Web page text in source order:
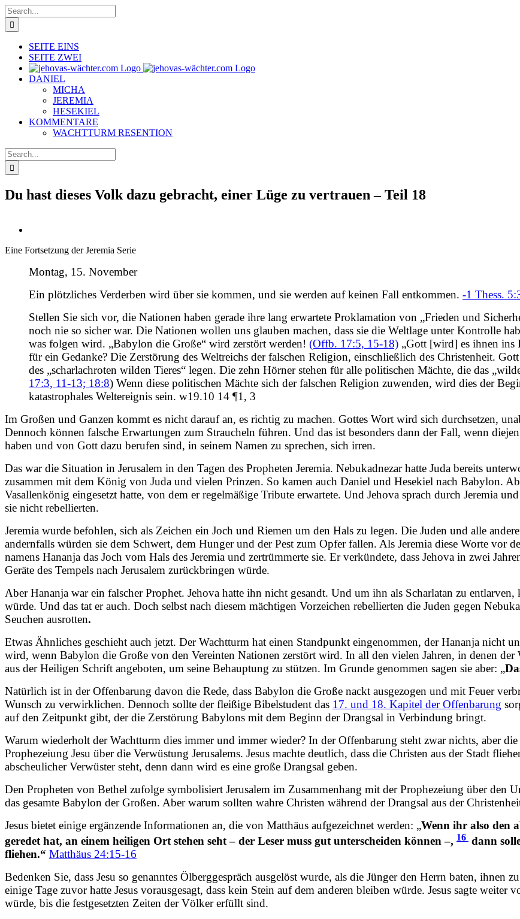
Skip
to
content
Search
for:
SEITE EINS
SEITE ZWEI
DANIEL
MICHA
JEREMIA
HESEKIEL
KOMMENTARE
WACHTTURM RESENTION
Search
for:
Du hast dieses Volk dazu gebracht, einer Lüge zu vertrauen – Teil 18
Image
Eine Fortsetzung der Jeremia Serie
Montag, 15. November
Ein plötzliches Verderben wird über sie kommen, und sie werden auf keinen Fall entkommen. -1 Thess.
Stellen Sie sich vor, die Nationen haben gerade ihre lang erwartete Proklamation von „Frieden und
noch nie so sicher war. Die Nationen wollen uns glauben machen, dass sie die Weltlage unter Kontrolle
was folgen wird. „Babylon die Große“ wird zerstört werden! (Offb. 17:5, 15-18) „Gott [wird] es ihnen ins
für ein Gedanke? Die Zerstörung des Weltreichs der falschen Religion, einschließlich des Christenheit.
des „scharlachroten wilden Tieres“ legen. Die zehn Hörner stehen für alle politischen Mächte, die das
17:3, 11-13; 18:8) Wenn diese politischen Mächte sich der falschen Religion zuwenden, wird dies der
katastrophales Weltereignis sein. w19.10 14 ¶1, 3
Im Großen und Ganzen kommt es nicht darauf an, es richtig zu machen. Gottes Wort wird sich durchsetzen,
Dennoch können falsche Erwartungen zum Straucheln führen. Und das ist besonders dann der Fall, wenn
haben und von Gott dazu berufen sind, in seinem Namen zu sprechen, sich irren.
Das war die Situation in Jerusalem in den Tagen des Propheten Jeremia. Nebukadnezar hatte Juda bereits
zusammen mit dem König von Juda und vielen Prinzen. So kamen auch Daniel und Hesekiel nach Babylon.
Vasallenkönig eingesetzt hatte, von dem er regelmäßige Tribute erwartete. Und Jehova sprach durch Jeremia
sie nicht rebellierten.
Jeremia wurde befohlen, sich als Zeichen ein Joch und Riemen um den Hals zu legen. Die Juden und alle
andernfalls würden sie dem Schwert, dem Hunger und der Pest zum Opfer fallen. Als Jeremia diese Worte vor
namens Hananja das Joch vom Hals des Jeremia und zertrümmerte sie. Er verkündete, dass Jehova in zwei
Geräte des Tempels nach Jerusalem zurückbringen würde.
Aber Hananja war ein falscher Prophet. Jehova hatte ihn nicht gesandt. Und um ihn als Scharlatan zu
würde. Und das tat er auch. Doch selbst nach diesem mächtigen Vorzeichen rebellierten die Juden gegen
Seuchen ausrotten.
Etwas Ähnliches geschieht auch jetzt. Der Wachtturm hat einen Standpunkt eingenommen, der Hananja nicht
wird, wenn Babylon die Große von den Vereinten Nationen zerstört wird. In all den vielen Jahren, in denen der
aus der Heiligen Schrift angeboten, um seine Behauptung zu stützen. Im Grunde genommen sagen sie aber: „
Natürlich ist in der Offenbarung davon die Rede, dass Babylon die Große nackt ausgezogen und mit Feuer
Wunsch zu verwirklichen. Dennoch sollte der fleißige Bibelstudent das 17. und 18. Kapitel der Offenbarung
auf den Zeitpunkt gibt, der die Zerstörung Babylons mit dem Beginn der Drangsal in Verbindung bringt.
Warum wiederholt der Wachtturm dies immer und immer wieder? In der Offenbarung steht zwar nichts, aber
Prophezeiung Jesu über die Verwüstung Jerusalems. Jesus machte deutlich, dass die Christen aus der Stadt
abscheulicher Verwüster steht, denn dann wird es eine große Drangsal geben.
Den Propheten von Bethel zufolge symbolisiert Jerusalem im Zusammenhang mit der Prophezeiung über den
das gesamte Babylon der Großen. Aber warum sollten wahre Christen während der Drangsal aus der
Jesus bietet einige ergänzende Informationen an, die von Matthäus aufgezeichnet werden: „Wenn ihr also den
geredet hat, an einem heiligen Ort stehen seht – der Leser muss gut unterscheiden können –, 16 dann
fliehen.“ Matthäus 24:15-16
Bedenken Sie, dass Jesu so genanntes Ölberggespräch ausgelöst wurde, als die Jünger den Herrn baten, ihnen
einige Tage zuvor hatte Jesus vorausgesagt, dass kein Stein auf dem anderen bleiben würde. Jesus sagte weiter
würde, bis die festgesetzten Zeiten der Völker erfüllt sind.